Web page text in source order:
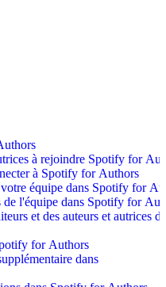
à rejoindre Spotify for
à Spotify for Authors
équipe dans Spotify for
de l'équipe dans Spotify for
et des auteurs et autrices
for Authors
dans